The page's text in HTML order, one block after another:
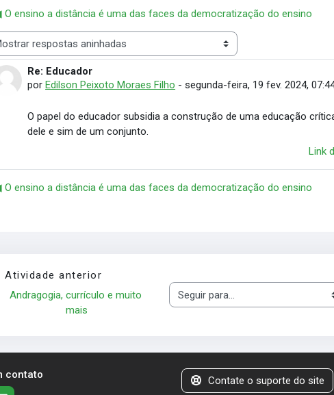
O ensino a distância é uma das faces da democratização do ensino
de visualização
Re: Educador
porEdilson Peixoto Moraes Filho -segunda-feira, 19 fev. 2024,
Número de respostas: 0
O papel do educador subsidia a construção de uma educação
dele e sim de um conjunto.
Link
O ensino a distância é uma das faces da democratização do ensino
Atividade anterior
Andragogia, currículo e muito
mais
Seguir para...
contato Contate o suporte do site